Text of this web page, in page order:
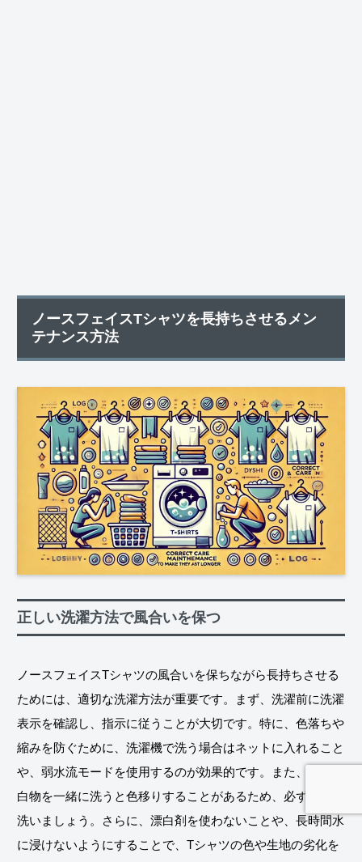
ノースフェイスTシャツを長持ちさせるメン
テナンス方法
正しい洗濯方法で風合いを保つ
ノースフェイスTシャツの風合いを保ちながら長持ちさせる
ためには、適切な洗濯方法が重要です。まず、洗濯前に洗濯
表示を確認し、指示に従うことが大切です。特に、色落ちや
縮みを防ぐために、洗濯機で洗う場合はネットに入れること
や、弱水流モードを使用するのが効果的です。また、色物や
白物を一緒に洗うと色移りすることがあるため、必ず分けて
洗いましょう。さらに、漂白剤を使わないことや、長時間水
に浸けないようにすることで、Tシャツの色や生地の劣化を